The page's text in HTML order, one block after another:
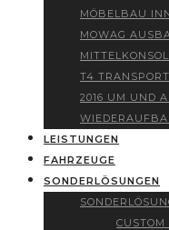
MÖBELBAU
MOWAG
T4
2016 UM UND
LEISTUNGEN
FAHRZEUGE
SONDERLÖSUNGEN